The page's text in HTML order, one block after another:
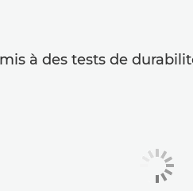
à des tests de